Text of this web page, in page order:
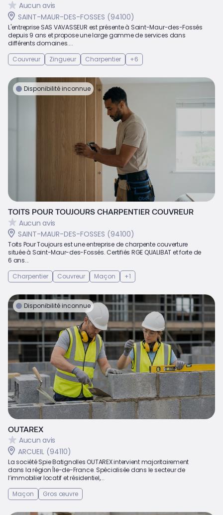
Aucun avis
SAINT-MAUR-DES-FOSSES (94100)
L'entreprise SAS VAVASSEUR est présente à Saint-Maur-des-Fossés
depuis 9 ans et propose une large gamme de services dans
différents domaines....
Couvreur
Zingueur Charpentier +6
Disponibilité inconnue
TOITS POUR TOUJOURS CHARPENTIER COUVREUR
Aucun avis
SAINT-MAUR-DES-FOSSES (94100)
Toits Pour Toujours est une entreprise de charpente couverture
située à Saint-Maur-des-Fossés. Certifiés RGE QUALIBAT et forte de
6 ans...
Charpentier
Couvreur Maçon +1
Disponibilité inconnue
OUTAREX
Aucun avis
ARCUEIL (94110)
La société Spie Batignolles OUTAREX intervient majoritairement
dans la région Île-de-France. Spécialisée dans le secteur de
l’immobilier locatif et résidentiel,...
Maçon
Gros œuvre